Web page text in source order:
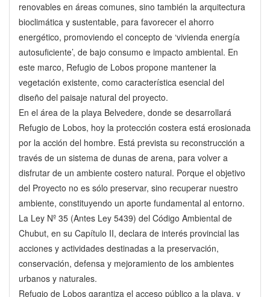
renovables en áreas comunes, sino también la arquitectura
bioclimática y sustentable, para favorecer el ahorro
energético, promoviendo el concepto de ‘vivienda energía
autosuficiente’, de bajo consumo e impacto ambiental. En
este marco, Refugio de Lobos propone mantener la
vegetación existente, como característica esencial del
diseño del paisaje natural del proyecto.
En el área de la playa Belvedere, donde se desarrollará
Refugio de Lobos, hoy la protección costera está erosionada
por la acción del hombre. Está prevista su reconstrucción a
través de un sistema de dunas de arena, para volver a
disfrutar de un ambiente costero natural. Porque el objetivo
del Proyecto no es sólo preservar, sino recuperar nuestro
ambiente, constituyendo un aporte fundamental al entorno.
La Ley Nº 35 (Antes Ley 5439) del Código Ambiental de
Chubut, en su Capítulo II, declara de interés provincial las
acciones y actividades destinadas a la preservación,
conservación, defensa y mejoramiento de los ambientes
urbanos y naturales.
Refugio de Lobos garantiza el acceso público a la playa, y